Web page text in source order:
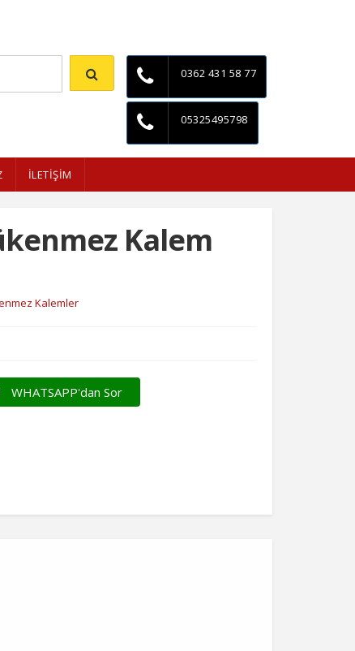
0362 431 58 77
05325495798
İLETİŞİM
Kalem
Kalemler
WHATSAPP'dan Sor